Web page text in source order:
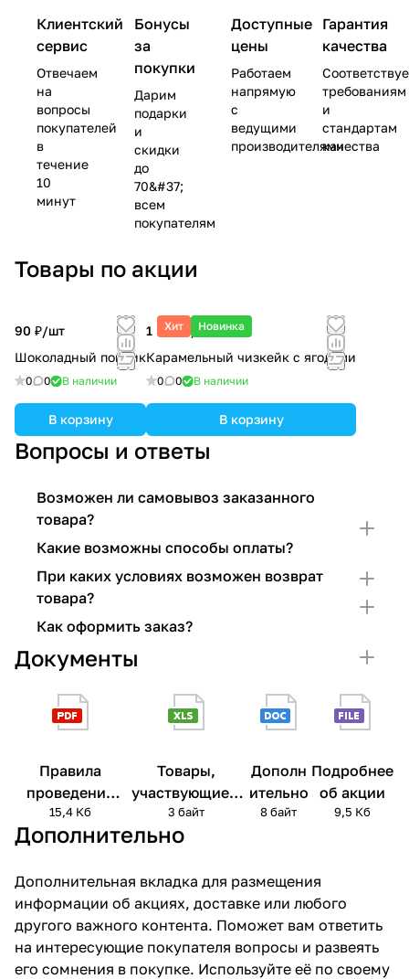
Клиентский
сервис
Отвечаем
на
вопросы
покупателей
в
течение
10
минут
Бонусы
за
покупки
Дарим
подарки
и
скидки
до
70&#37;
всем
покупателям
Доступные
цены
Работаем
напрямую
с
ведущими
производителями
Гарантия
качества
требованиям
и
стандартам
качества
Товары по акции
90 ₽/шт
Шоколадный пончик
0 0 В наличии
В корзину
Хит Новинка
1 500 ₽/
кг
Карамельный чизкейк с ягодами
0 0 В наличии
В корзину
Вопросы и ответы
Возможен ли самовывоз заказанного
товара?
Какие возможны способы оплаты?
При каких условиях возможен возврат
товара?
Как оформить заказ?
Документы
Правила
проведения
акции
15,4 Кб
Товары,
участвующие в
акции
3 байт
Дополн
ительно
8 байт
Подробнее
об акции
9,5 Кб
Дополнительно
Дополнительная вкладка для размещения
информации об акциях, доставке или любого
другого важного контента. Поможет вам ответить
на интересующие покупателя вопросы и развеять
его сомнения в покупке. Используйте её по своему